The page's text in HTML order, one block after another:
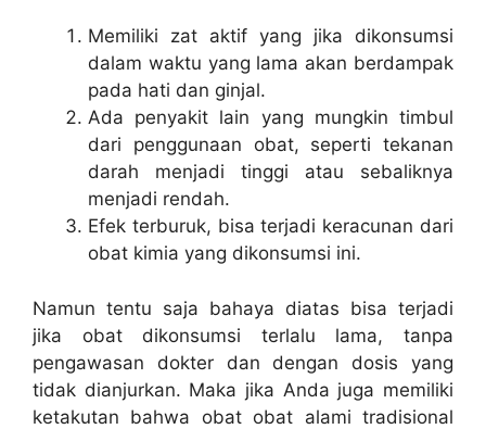
Memiliki zat aktif yang jika dikonsumsi
dalam waktu yang lama akan berdampak
pada hati dan ginjal.
Ada penyakit lain yang mungkin timbul
dari penggunaan obat, seperti tekanan
darah menjadi tinggi atau sebaliknya
menjadi rendah.
Efek terburuk, bisa terjadi keracunan dari
obat kimia yang dikonsumsi ini.
Namun tentu saja bahaya diatas bisa terjadi
jika obat dikonsumsi terlalu lama, tanpa
pengawasan dokter dan dengan dosis yang
tidak dianjurkan. Maka jika Anda juga memiliki
ketakutan bahwa obat obat alami tradisional